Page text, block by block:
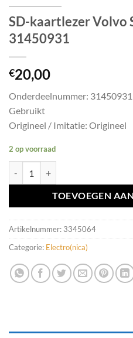
SD-kaartlezer Volvo
31450931
€20,00
Onderdeelnummer: 31450931
Gebruikt
Origineel / Imitatie: Origineel
2 op voorraad
TOEVOEGEN
Artikelnummer: 3345064
Categorie: Electro(nica)